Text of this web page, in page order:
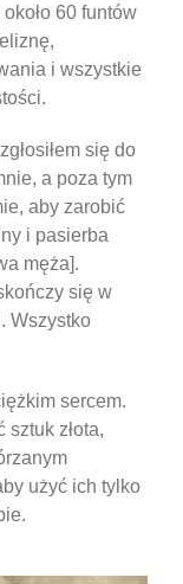
60 funtów
i wszystkie
się do
a poza tym
aby zarobić
i pasierba
męża].
się w
Wszystko
sercem.
sztuk złota,
użyć ich tylko